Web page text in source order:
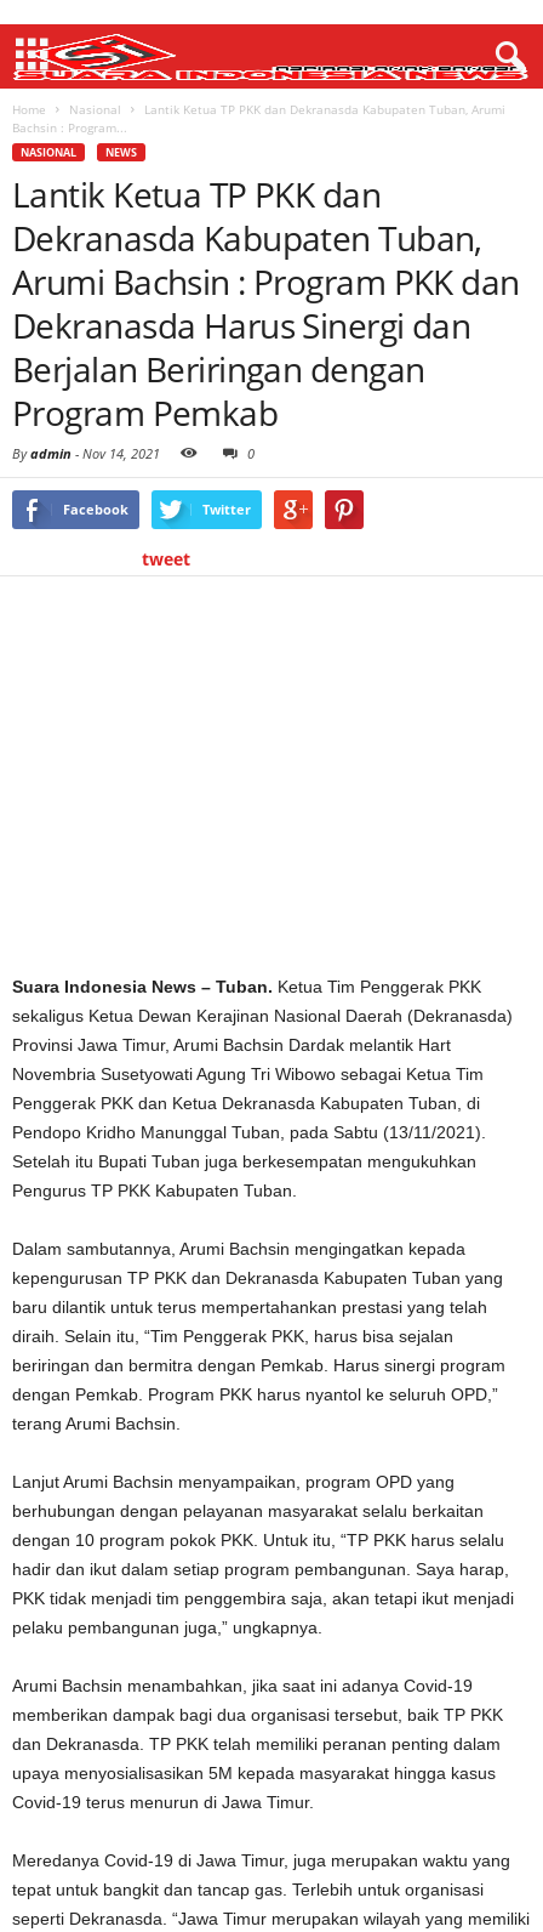
Home Nasional
Lantik Ketua TP PKK dan Dekranasda Kabupaten Tuban, Arumi
Bachsin : Program...
NASIONAL NEWS
Lantik Ketua TP PKK dan
Dekranasda Kabupaten Tuban,
Arumi Bachsin : Program PKK dan
Dekranasda Harus Sinergi dan
Berjalan Beriringan dengan
Program Pemkab
Byadmin - Nov 14, 2021 0
Facebook Twitter
tweet
Suara Indonesia News – Tuban. Ketua Tim Penggerak PKK
sekaligus Ketua Dewan Kerajinan Nasional Daerah (Dekranasda)
Provinsi Jawa Timur, Arumi Bachsin Dardak melantik Hart
Novembria Susetyowati Agung Tri Wibowo sebagai Ketua Tim
Penggerak PKK dan Ketua Dekranasda Kabupaten Tuban, di
Pendopo Kridho Manunggal Tuban, pada Sabtu (13/11/2021).
Setelah itu Bupati Tuban juga berkesempatan mengukuhkan
Pengurus TP PKK Kabupaten Tuban.
Dalam sambutannya, Arumi Bachsin mengingatkan kepada
kepengurusan TP PKK dan Dekranasda Kabupaten Tuban yang
baru dilantik untuk terus mempertahankan prestasi yang telah
diraih. Selain itu, “Tim Penggerak PKK, harus bisa sejalan
beriringan dan bermitra dengan Pemkab. Harus sinergi program
dengan Pemkab. Program PKK harus nyantol ke seluruh OPD,”
terang Arumi Bachsin.
Lanjut Arumi Bachsin menyampaikan, program OPD yang
berhubungan dengan pelayanan masyarakat selalu berkaitan
dengan 10 program pokok PKK. Untuk itu, “TP PKK harus selalu
hadir dan ikut dalam setiap program pembangunan. Saya harap,
PKK tidak menjadi tim penggembira saja, akan tetapi ikut menjadi
pelaku pembangunan juga,” ungkapnya.
Arumi Bachsin menambahkan, jika saat ini adanya Covid-19
memberikan dampak bagi dua organisasi tersebut, baik TP PKK
dan Dekranasda. TP PKK telah memiliki peranan penting dalam
upaya menyosialisasikan 5M kepada masyarakat hingga kasus
Covid-19 terus menurun di Jawa Timur.
Meredanya Covid-19 di Jawa Timur, juga merupakan waktu yang
tepat untuk bangkit dan tancap gas. Terlebih untuk organisasi
seperti Dekranasda. “Jawa Timur merupakan wilayah yang memiliki